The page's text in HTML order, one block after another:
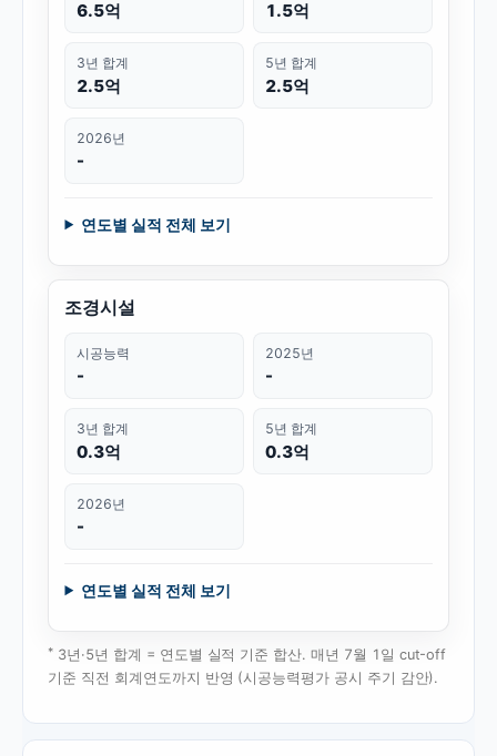
6.5억 1.5억
3년 합계
2.5억
5년 합계
2.5억
2026년
-
연도별 실적 전체 보기
조경시설
시공능력
-
2025년
-
3년 합계
0.3억
5년 합계
0.3억
2026년
-
연도별 실적 전체 보기
* 3년·5년 합계 = 연도별 실적 기준 합산. 매년 7월 1일 cut-off
기준 직전 회계연도까지 반영 (시공능력평가 공시 주기 감안).